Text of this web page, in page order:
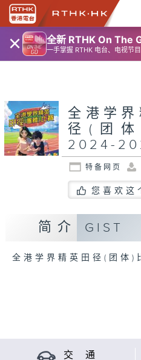
× 全新 RTHK On The
一手掌握 RTHK 电台、电视节目
全港学界
径(团
2024-
特备网页
您喜欢这
简介 GIST
全港学界精英田径(团
交 通